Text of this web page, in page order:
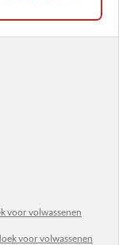
voor volwassenen
voor volwassenen